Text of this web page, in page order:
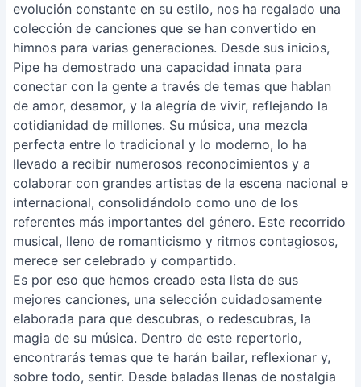
evolución constante en su estilo, nos ha regalado una
colección de canciones que se han convertido en
himnos para varias generaciones. Desde sus inicios,
Pipe ha demostrado una capacidad innata para
conectar con la gente a través de temas que hablan
de amor, desamor, y la alegría de vivir, reflejando la
cotidianidad de millones. Su música, una mezcla
perfecta entre lo tradicional y lo moderno, lo ha
llevado a recibir numerosos reconocimientos y a
colaborar con grandes artistas de la escena nacional e
internacional, consolidándolo como uno de los
referentes más importantes del género. Este recorrido
musical, lleno de romanticismo y ritmos contagiosos,
merece ser celebrado y compartido.
Es por eso que hemos creado esta lista de sus
mejores canciones, una selección cuidadosamente
elaborada para que descubras, o redescubras, la
magia de su música. Dentro de este repertorio,
encontrarás temas que te harán bailar, reflexionar y,
sobre todo, sentir. Desde baladas llenas de nostalgia